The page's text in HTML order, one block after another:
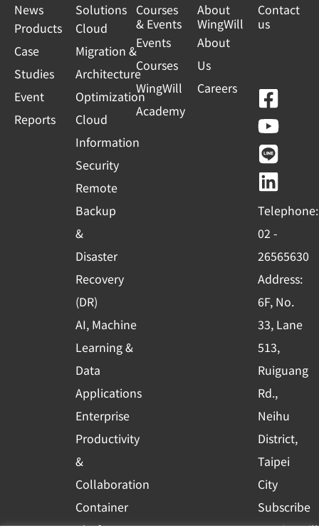
News
Products
Case
Studies
Event
Reports
Solutions
Cloud
Migration &
Architecture
Optimization
Cloud
Information
Security
Remote
Backup
&
Disaster
Recovery
(DR)
AI, Machine
Learning &
Data
Applications
Enterprise
Productivity
&
Collaboration
Container
Courses
& Events
Events
Courses
WingWill
Academy
About
WingWill
About
Us
Careers
Contact
us
F
a
c
e
b
o
o
k
-
s
q
u
a
r
e
Y
o
u
t
u
b
e
L
i
n
e
L
i
n
k
e
d
i
n
Telephone:
02 -
26565630
Address:
6F, No.
33, Lane
513,
Ruiguang
Rd.,
Neihu
District,
Taipei
City
Subscribe